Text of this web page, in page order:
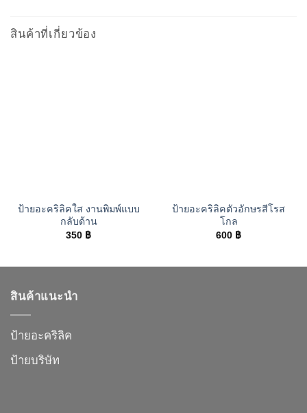
สินค้าที่เกี่ยวข้อง
ป้ายอะคริลิคใส งานพิมพ์แบบ
กลับด้าน
350 ฿
ป้ายอะคริลิคตัวอักษรสีโรส
โกล
600 ฿
สินค้าแนะนำ
ป้ายอะคริลิค
ป้ายบริษัท